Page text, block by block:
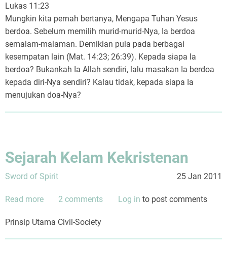
Yesus
Berdoa
Lukas 11:23
Mungkin kita pernah bertanya, Mengapa Tuhan Yesus
berdoa. Sebelum memilih murid-murid-Nya, Ia berdoa
semalam-malaman. Demikian pula pada berbagai
kesempatan lain (Mat. 14:23; 26:39). Kepada siapa Ia
berdoa? Bukankah Ia Allah sendiri, lalu masakan Ia berdoa
kepada diri-Nya sendiri? Kalau tidak, kepada siapa Ia
menujukan doa-Nya?
Sejarah Kelam Kekristenan
Sword of Spirit 25 Jan 2011
Read more about
Kelam
Kekristenan
2 comments Log in to post comments
Prinsip Utama Civil-Society